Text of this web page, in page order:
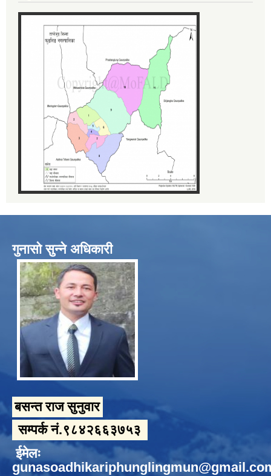
गुनासो सुन्ने अधिकारी
बसन्त राज सुनुवार
सम्पर्क नं.९८४२६६३७५३
ईमेलः